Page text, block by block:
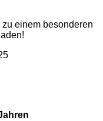
einem besonderen